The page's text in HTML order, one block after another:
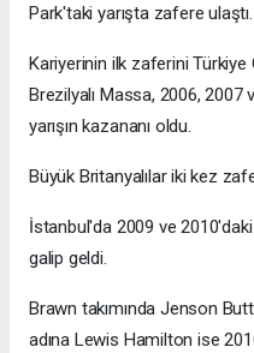
Park'taki yarışta zafere ulaştı.
Kariyerinin ilk zaferini Türkiye
Brezilyalı Massa, 2006, 2007
yarışın kazananı oldu.
Büyük Britanyalılar iki kez
İstanbul'da 2009 ve
galip geldi.
Brawn takımında Jenson
adına Lewis Hamilton ise